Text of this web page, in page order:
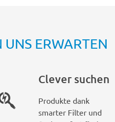
ERWARTEN
Clever suchen
Produkte dank
smarter Filter und